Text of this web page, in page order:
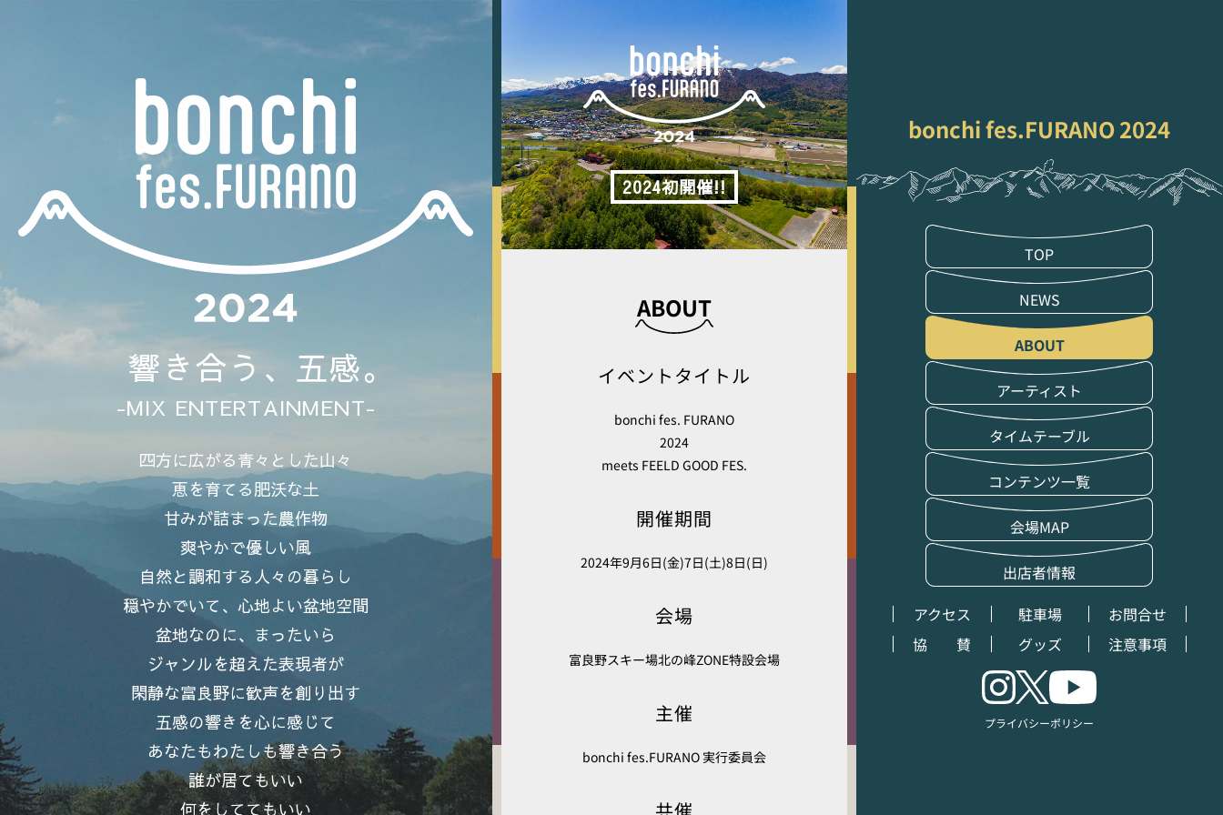
響き合う、五感。
-MIX ENTERTAINMENT-
四方に広がる青々とした山々
恵を育てる肥沃な土
甘みが詰まった農作物
爽やかで優しい風
自然と調和する人々の暮らし
穏やかでいて、心地よい盆地空間
盆地なのに、まったいら
ジャンルを超えた表現者が
閑静な富良野に歓声を創り出す
五感の響きを心に感じて
あなたもわたしも響き合う
誰が居てもいい
何をしててもいい
2024初開催!!
ABOUT
イベントタイトル
bonchi fes. FURANO
2024
meets FEELD GOOD FES.
開催期間
2024年9月6日(金)7日(土)8日(日)
会場
富良野スキー場北の峰ZONE特設会場
主催
bonchi fes.FURANO 実行委員会
bonchi fes.FURANO 2024
TOP
NEWS
ABOUT
アーティスト
タイムテーブル
コンテンツ一覧
会場MAP
出店者情報
アクセス
駐車場
お問合せ
協 賛
グッズ 注意事項
プライバシーポリシー